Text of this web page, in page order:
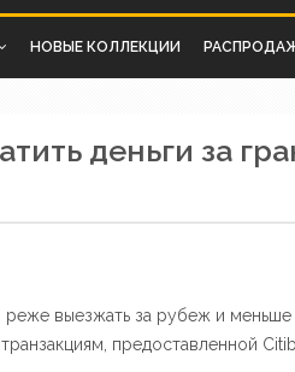
НОВЫЕ КОЛЛЕКЦИИ
деньги за
выезжать за рубеж и меньше
предоставленной